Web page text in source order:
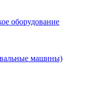
оборудование
машины)